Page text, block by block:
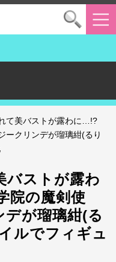
て美バストが露わに…!?
ークリンデが瑠璃紺(るり
バストが露わ
院の魔剣使
デが瑠璃紺(る
ルでフィギュ